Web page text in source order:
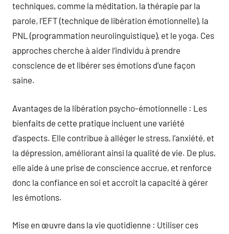
techniques, comme la méditation, la thérapie par la
parole, l’EFT (technique de libération émotionnelle), la
PNL (programmation neurolinguistique), et le yoga. Ces
approches cherche à aider l’individu à prendre
conscience de et libérer ses émotions d’une façon
saine.
Avantages de la libération psycho-émotionnelle : Les
bienfaits de cette pratique incluent une variété
d’aspects. Elle contribue à alléger le stress, l’anxiété, et
la dépression, améliorant ainsi la qualité de vie. De plus,
elle aide à une prise de conscience accrue, et renforce
donc la confiance en soi et accroît la capacité à gérer
les émotions.
Mise en œuvre dans la vie quotidienne : Utiliser ces